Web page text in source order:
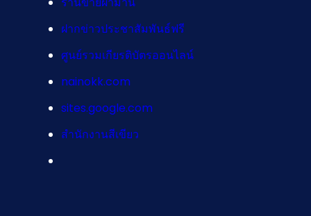
ฝากข่าวประชาสัมพันธ์ฟรี
ศูนย์รวมเกียรติบัตรออนไลน์
nainokk.com
sites.google.com
สำนักงานสีเขียว